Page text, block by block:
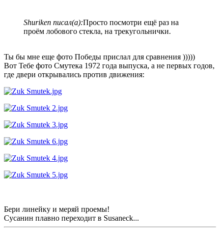
Shuriken писал(а):Просто посмотри ещё раз на
проём лобового стекла, на трекугольнички.
Ты бы мне еще фото Победы прислал для сравнения )))))
Вот Тебе фото Смутека 1972 года выпуска, а не первых годов,
где двери открывались против движения:
Бери линейку и меряй проемы!
Сусанин плавно переходит в Susaneck...